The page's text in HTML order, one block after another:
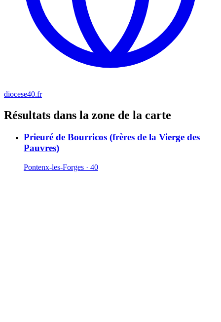
diocese40.fr
Résultats dans la zone de la carte
Prieuré de Bourricos (frères de la Vierge des
Pauvres)
Pontenx-les-Forges · 40